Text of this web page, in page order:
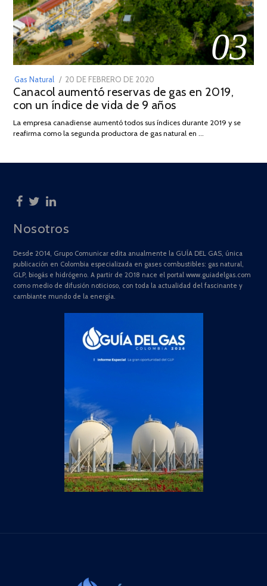
03
Gas Natural
POSTED
ON
20 DE FEBRERO DE 2020
DE
JULIO
2025
Canacol aumentó reservas de gas en 2019,
con un índice de vida de 9 años
La empresa canadiense aumentó todos sus índices durante 2019 y se
reafirma como la segunda productora de gas natural en …
Nosotros
Desde 2014, Grupo Comunicar edita anualmente la GUÍA DEL GAS, única
publicación en Colombia especializada en gases combustibles: gas natural,
GLP, biogás e hidrógeno. A partir de 2018 nace el portal www.guiadelgas.com
como medio de difusión noticioso, con toda la actualidad del fascinante y
cambiante mundo de la energía.